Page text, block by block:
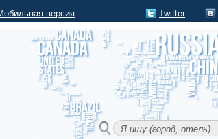
версия Twitter